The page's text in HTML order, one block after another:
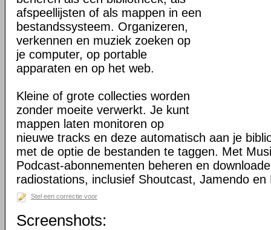
afspeellijsten of als mappen in een
bestandssysteem. Organizeren,
verkennen en muziek zoeken op
je computer, op portable
apparaten en op het web.
Kleine of grote collecties worden
zonder moeite verwerkt. Je kunt
mappen laten monitoren op
nieuwe tracks en deze automatisch aan je
met de optie de bestanden te taggen. Met
Podcast-abonnementen beheren en
radiostations, inclusief Shoutcast, Jamendo
Stel een correctie voor
Screenshots: